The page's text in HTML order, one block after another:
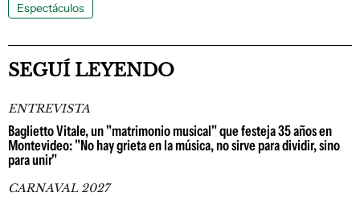
Espectáculos
SEGUÍ LEYENDO
ENTREVISTA
Baglietto Vitale, un "matrimonio musical" que festeja 35 años en
Montevideo: "No hay grieta en la música, no sirve para dividir, sino
para unir"
CARNAVAL 2027